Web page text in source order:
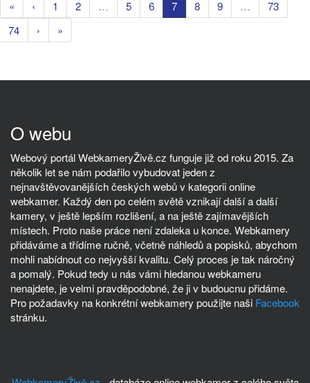
« ‹ 1 2 … 5 6 7 8 9 …
73
74
› »
O webu
Webový portál WebkameryŽivě.cz funguje již od roku 2015. Za
několik let se nám podařilo vybudovat jeden z
nejnavštěvovanějších českých webů v kategorii online
webkamer. Každý den po celém světě vznikají další a další
kamery, v ještě lepším rozlišení, a na ještě zajímavějších
místech. Proto naše práce není zdaleka u konce. Webkamery
přidáváme a třídíme ručně, včetně náhledů a popisků, abychom
mohli nabídnout co nejvyšší kvalitu. Celý proces je tak náročný
a pomalý. Pokud tedy u nás vámi hledanou webkameru
nenajdete, je velmi pravděpodobné, že ji v budoucnu přidáme.
Pro požadavky na konkrétní webkamery použijte naši Facebook
stránku.